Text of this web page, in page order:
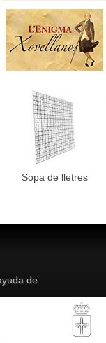
Sopa de lletres
de